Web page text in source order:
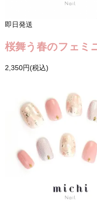
即日発送
桜舞う春のフェミ
2,350円(税込)